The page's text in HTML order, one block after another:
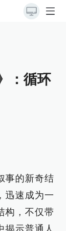
：循环
事的新奇结
迅速成为一
构，不仅带
揭示普通人